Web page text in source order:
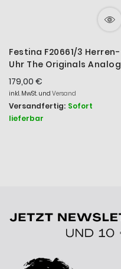
Festina F20661/3 Herren-
Uhr The Originals Analog
Quarz Edelstahl-
Armband
179,00 €
inkl. MwSt. und Versand
Versandfertig: Sofort
lieferbar